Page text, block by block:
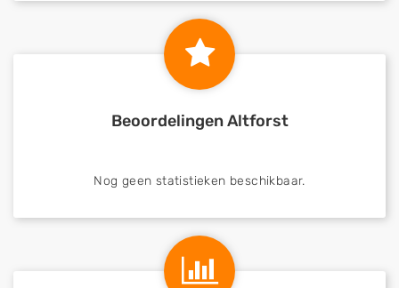
Beoordelingen Altforst
Nog geen statistieken beschikbaar.